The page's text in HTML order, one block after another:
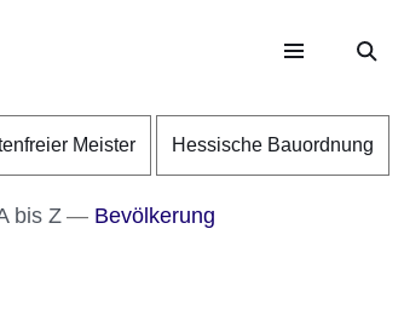
der Seite
der Seite
Meister Hessische Bauordnung
bis Z Bevölkerung